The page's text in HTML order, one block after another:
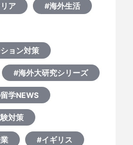
ア #海外生活
ョン対策
#海外大研究シリーズ
学NEWS
対策
#イギリス